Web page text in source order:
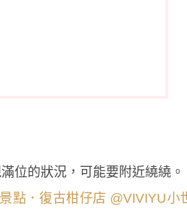
位的狀況，可能要附近繞繞。